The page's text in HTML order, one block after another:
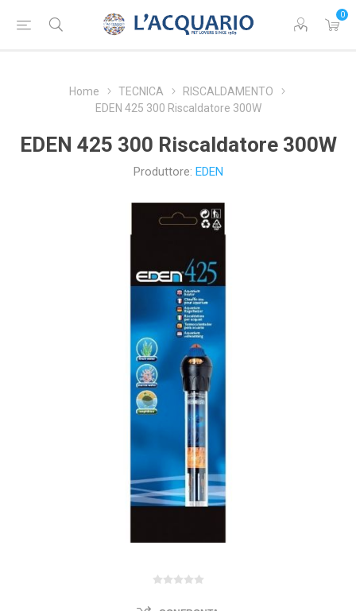
0
Home TECNICA
RISCALDAMENTO
EDEN 425 300 Riscaldatore 300W
EDEN 425 300 Riscaldatore 300W
Produttore: EDEN